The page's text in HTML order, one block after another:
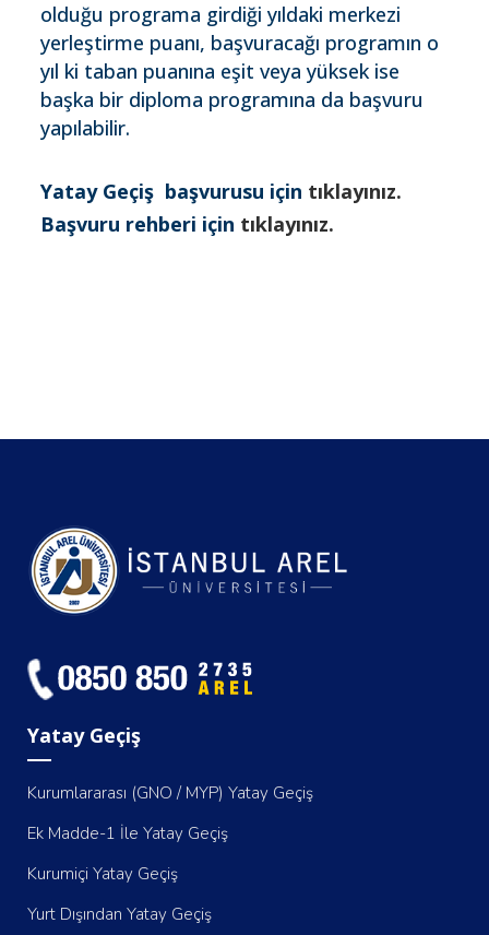
olduğu programa girdiği yıldaki merkezi
yerleştirme puanı, başvuracağı programın o
yıl ki taban puanına eşit veya yüksek ise
başka bir diploma programına da başvuru
yapılabilir.
Yatay Geçiş başvurusu için tıklayınız.
Başvuru rehberi için tıklayınız.
Yatay Geçiş
Kurumlararası (GNO / MYP) Yatay Geçiş
Ek Madde-1 İle Yatay Geçiş
Kurumiçi Yatay Geçiş
Yurt Dışından Yatay Geçiş